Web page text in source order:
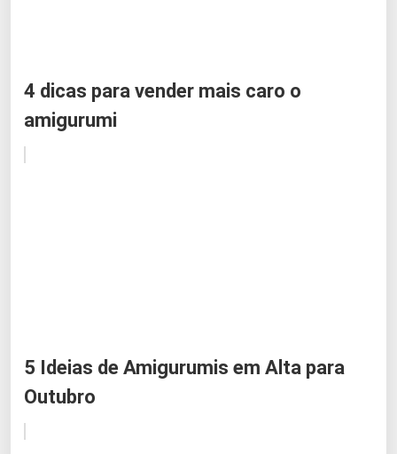
4 dicas para vender mais caro o
amigurumi
5 Ideias de Amigurumis em Alta para
Outubro